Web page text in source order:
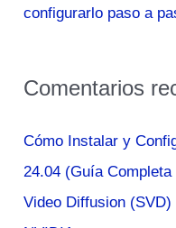
configurarlo paso a
Comentarios
Cómo Instalar y
24.04 (Guía Completa
Video Diffusion